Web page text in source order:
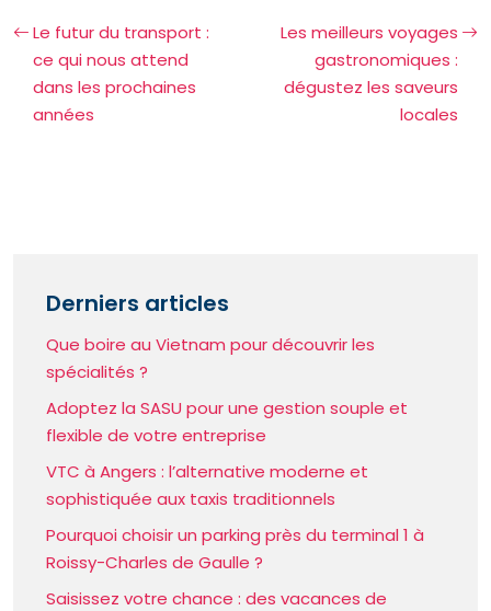
Le futur du transport :
ce qui nous attend
dans les prochaines
années
Les meilleurs voyages
gastronomiques :
dégustez les saveurs
locales
Derniers articles
Que boire au Vietnam pour découvrir les
spécialités ?
Adoptez la SASU pour une gestion souple et
flexible de votre entreprise
VTC à Angers : l’alternative moderne et
sophistiquée aux taxis traditionnels
Pourquoi choisir un parking près du terminal 1 à
Roissy-Charles de Gaulle ?
Saisissez votre chance : des vacances de